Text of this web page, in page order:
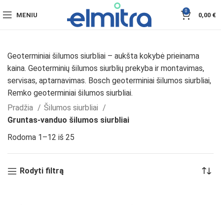
MENIU
0
0,00 €
Geoterminiai šilumos siurbliai – aukšta kokybė prieinama
kaina. Geoterminių šilumos siurblių prekyba ir montavimas,
servisas, aptarnavimas. Bosch geoterminiai šilumos siurbliai,
Remko geoterminiai šilumos siurbliai.
Pradžia
Šilumos siurbliai
Gruntas-vanduo šilumos siurbliai
Rodoma 1–12 iš 25
Rodyti filtrą